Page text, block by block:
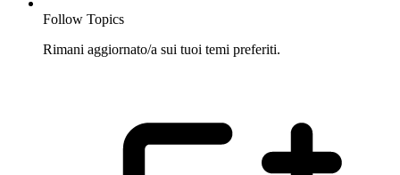
Follow Topics
Rimani aggiornato/a sui tuoi temi preferiti.